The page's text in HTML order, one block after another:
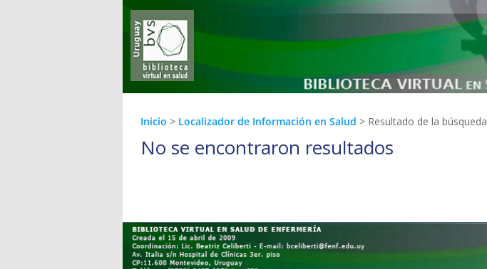
Inicio > Localizador de Información en Salud > Resultado de la búsqueda
No se encontraron resultados